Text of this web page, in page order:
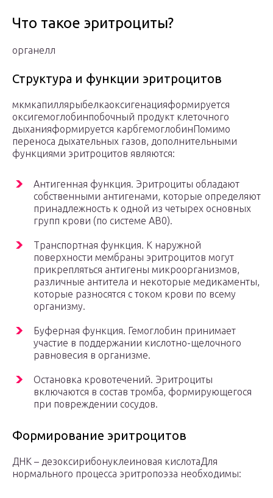
Что такое эритроциты?
органелл
Структура и функции эритроцитов
мкмкапиллярыбелкаоксигенацияформируется
оксигемоглобинпобочный продукт клеточного
дыханияформируется карбгемоглобинПомимо
переноса дыхательных газов, дополнительными
функциями эритроцитов являются:
Антигенная функция. Эритроциты обладают
собственными антигенами, которые определяют
принадлежность к одной из четырех основных
групп крови (по системе АВ0).
Транспортная функция. К наружной
поверхности мембраны эритроцитов могут
прикрепляться антигены микроорганизмов,
различные антитела и некоторые медикаменты,
которые разносятся с током крови по всему
организму.
Буферная функция. Гемоглобин принимает
участие в поддержании кислотно-щелочного
равновесия в организме.
Остановка кровотечений. Эритроциты
включаются в состав тромба, формирующегося
при повреждении сосудов.
Формирование эритроцитов
ДНК – дезоксирибонуклеиновая кислотаДля
нормального процесса эритропоэза необходимы: